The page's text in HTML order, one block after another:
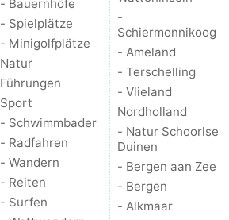
- Bauernhöfe
- Spielplätze
- Minigolfplätze
Natur
Führungen
Sport
- Schwimmbader
- Radfahren
- Wandern
- Reiten
- Surfen
-
Schiermonnikoog
- Ameland
- Terschelling
- Vlieland
Nordholland
- Natur Schoorlse
Duinen
- Bergen aan Zee
- Bergen
- Alkmaar